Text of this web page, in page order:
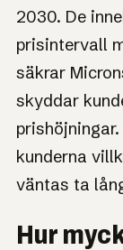
2030. De
prisintervall
säkrar
skyddar
kunderna
väntas ta
Hur